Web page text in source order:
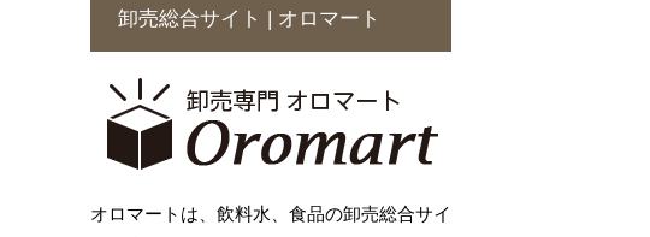
卸売総合サイト | オロマート
オロマートは、飲料水、食品の卸売総合サイ